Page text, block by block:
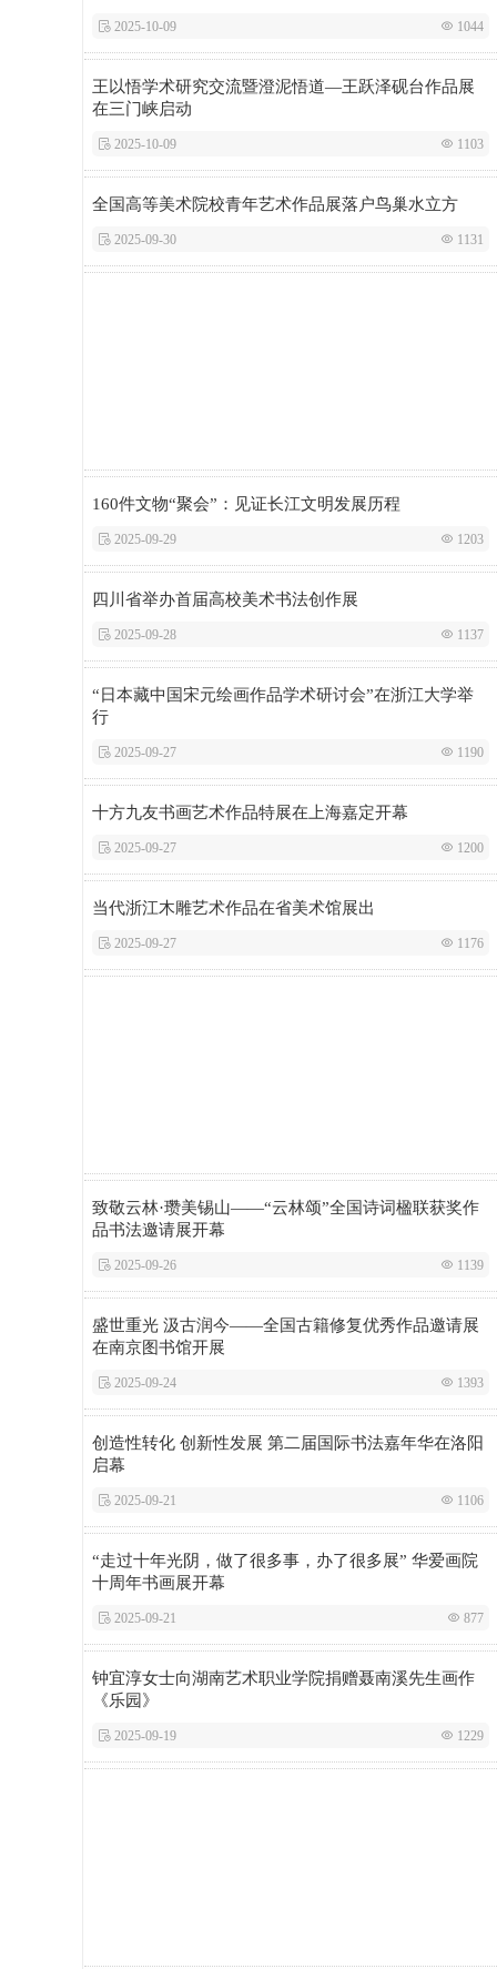
 2025-10-09  1044
王以悟学术研究交流暨澄泥悟道—王跃泽砚台作品展
在三门峡启动
 2025-10-09  1103
全国高等美术院校青年艺术作品展落户鸟巢水立方
 2025-09-30  1131
160件文物“聚会”：见证长江文明发展历程
 2025-09-29  1203
四川省举办首届高校美术书法创作展
 2025-09-28  1137
“日本藏中国宋元绘画作品学术研讨会”在浙江大学举
行
 2025-09-27  1190
十方九友书画艺术作品特展在上海嘉定开幕
 2025-09-27  1200
当代浙江木雕艺术作品在省美术馆展出
 2025-09-27  1176
致敬云林·瓒美锡山——“云林颂”全国诗词楹联获奖作
品书法邀请展开幕
 2025-09-26  1139
盛世重光 汲古润今——全国古籍修复优秀作品邀请展
在南京图书馆开展
 2025-09-24  1393
创造性转化 创新性发展 第二届国际书法嘉年华在洛阳
启幕
 2025-09-21  1106
“走过十年光阴，做了很多事，办了很多展” 华爱画院
十周年书画展开幕
 2025-09-21  877
钟宜淳女士向湖南艺术职业学院捐赠聂南溪先生画作
《乐园》
 2025-09-19  1229